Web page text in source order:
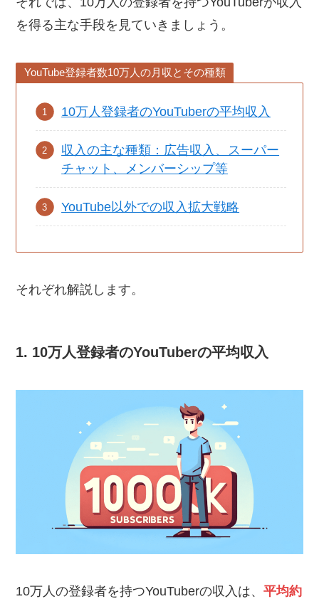
を得る主な手段を見ていきましょう。
YouTube登録者数10万人の月収とその種類
10万人登録者のYouTuberの平均収入
収入の主な種類：広告収入、スーパー
チャット、メンバーシップ等
YouTube以外での収入拡大戦略
それぞれ解説します。
1. 10万人登録者のYouTuberの平均収入
10万人の登録者を持つYouTuberの収入は、平均約